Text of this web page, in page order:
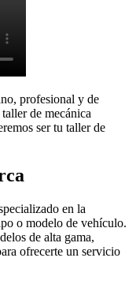
profesional y de
de mecánica
ser tu taller de
en la
o modelo de vehículo.
de alta gama,
ofrecerte un servicio